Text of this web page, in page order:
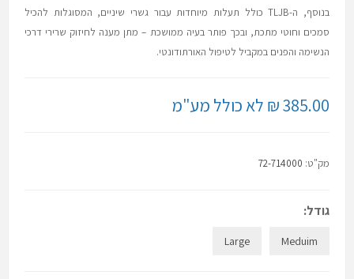
בנוסף, ה-TLJB כולל תעלות מיוחדות עבור גשרי שיניים, המסוגלות להכיל
סמכים וחוטי מתכת, ובכך פותר בעיה ממושכת – מתן מענה לחיזוק שרירי דרכי
הנשימה והפנים במקביל לטיפול האורתודונטי.
385.00 ₪ לא כולל מע"מ
מק"ט: 72-714000
גודל:
Meduim
Large